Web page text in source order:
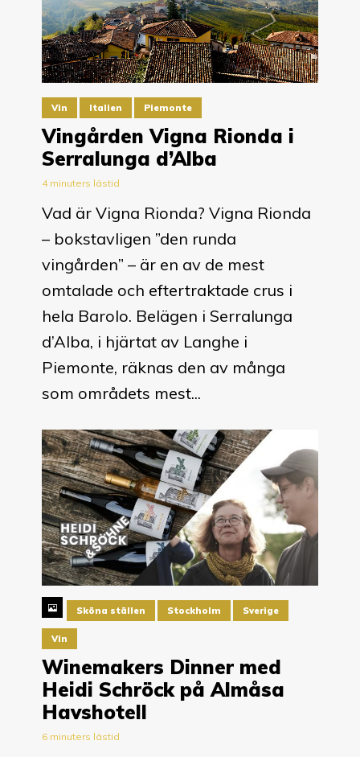
Vin Italien Piemonte
Vingården Vigna Rionda i
Serralunga d’Alba
4 minuters lästid
Vad är Vigna Rionda? Vigna Rionda
– bokstavligen ”den runda
vingården” – är en av de mest
omtalade och eftertraktade crus i
hela Barolo. Belägen i Serralunga
d’Alba, i hjärtat av Langhe i
Piemonte, räknas den av många
som områdets mest...
Sköna ställen Stockholm Sverige
Vin
Winemakers Dinner med
Heidi Schröck på Almåsa
Havshotell
6 minuters lästid